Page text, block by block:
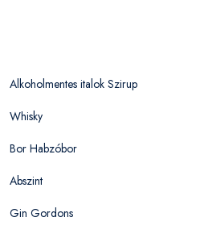
Alkoholmentes italok Szirup
Whisky
Bor Habzóbor
Abszint
Gin Gordons